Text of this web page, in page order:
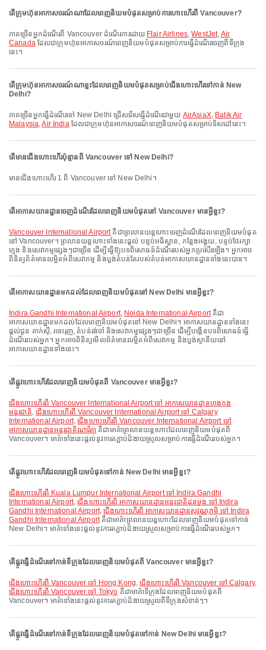
តើក្រុមហ៊ុនអាកាសចរណ៍ណាដែលពេញនិយមបំផុតសម្រាប់ការហោះហើរពី Vancouver?
ភាគច្រើនអ្នកដំណើរពី Vancouver ដំណើរការដោយ Flair Airlines,WestJet, Air
Canadaដែលជាក្រុមហ៊ុនអាកាសចរណ៍ពេញនិយមបំផុតសម្រាប់ការធ្វើដំណើរចេញពីទីក្រុង
នេះ។
តើក្រុមហ៊ុនអាកាសចរណ៍ណាខ្លះដែលពេញនិយមបំផុតសម្រាប់ជើងហោះហើរទៅកាន់ New
Delhi?
ភាគច្រើនអ្នកធ្វើដំណើរទៅ New Delhi ជ្រើសរើសធ្វើដំណើរជាមួយ AirAsiaX, Batik Air
Malaysia,Air Indiaដែលជាក្រុមហ៊ុនអាកាសចរណ៍ពេញនិយមបំផុតសម្រាប់ទិសដៅនេះ។
តើមានជើងហោះហើរប៉ុន្មានពី Vancouver ទៅ New Delhi?
មានជើងហោះហើរ 1 ពី Vancouver ទៅ New Delhi។
តើអាកាសយានដ្ឋានចេញដំណើរដែលពេញនិយមបំផុតនៅ Vancouver មានអ្វីខ្លះ?
Vancouver International Airportគឺជាព្រលានយន្តហោះចេញដំណើរដែលពេញនិយមបំផុត
នៅ Vancouver។ ព្រលានយន្តហោះទាំងនេះផ្តល់ បន្ទប់អធិស្ឋាន, កន្លែងអង្គុយ, បន្ទប់ថែរក្សា
ក្មេង និងសេវាកម្មផ្សេងៗជាច្រើន ដើម្បីធ្វើឱ្យបទពិសោធន៍ដំណើររបស់អ្នកប្រសើរឡើង។ អ្នកអាច
ពិនិត្យព័ត៌មានលម្អិតអំពីសេវាកម្ម និងប្លង់តំបន់តែរបស់តំបន់អាកាសយានដ្ឋានទាំងនេះបាន។
តើអាកាសយានដ្ឋានមកដល់ដែលពេញនិយមបំផុតនៅ New Delhi មានអ្វីខ្លះ?
Indira Gandhi International Airport, Noida International Airportគឺជា
អាកាសយានដ្ឋានមកដល់ដែលពេញនិយមបំផុតនៅ New Delhi។ អាកាសយានដ្ឋានទាំងនេះ
ផ្តល់ជូន តាក់ស៊ី, រទេះរុញ, តំបន់រង់ចាំ និងសេវាកម្មផ្សេងៗជាច្រើន ដើម្បីបង្កើនបទពិសោធន៍ធ្វើ
ដំណើររបស់អ្នក។ អ្នកអាចពិនិត្យមើលព័ត៌មានលម្អិតអំពីសេវាកម្ម និងប្លង់ស្ថានីយនៅ
អាកាសយានដ្ឋានទាំងនេះ។
តើផ្លូវហោះហើរដែលពេញនិយមបំផុតពី Vancouver មានអ្វីខ្លះ?
ជើងហោះហើរពី Vancouver International Airport ទៅ អាកាសយានដ្ឋានហុងកុង
អន្តរជាតិ, ជើងហោះហើរពី Vancouver International Airport ទៅ Calgary
International Airport,ជើងហោះហើរពី Vancouver International Airport ទៅ
អាកាសយានដ្ឋានអន្តរជាតិណារីតា គឺជាមាគ៌ាព្រលានយន្តហោះដែលពេញនិយមបំផុតពី
Vancouver។ មាគ៌ាទាំងនេះផ្តល់នូវការតភ្ជាប់ដ៏ងាយស្រួលសម្រាប់ការធ្វើដំណើររបស់អ្នក។
តើផ្លូវហោះហើរដែលពេញនិយមបំផុតទៅកាន់ New Delhi មានអ្វីខ្លះ?
ជើងហោះហើរពី Kuala Lumpur International Airport ទៅ Indira Gandhi
International Airport,ជើងហោះហើរពី អាកាសយានដ្ឋានអន្តរជាតិដុនមួង ទៅ Indira
Gandhi International Airport,ជើងហោះហើរពី អាកាសយានដ្ឋានសុវណ្ណភូមិ ទៅ Indira
Gandhi International Airportគឺជាមាគ៌ាព្រលានយន្តហោះដែលពេញនិយមបំផុតទៅកាន់
New Delhi។ មាគ៌ាទាំងនេះផ្តល់នូវការតភ្ជាប់ដ៏ងាយស្រួលសម្រាប់ការធ្វើដំណើររបស់អ្នក។
តើផ្លូវធ្វើដំណើរទៅកាន់ទីក្រុងដែលពេញនិយមបំផុតពី Vancouver មានអ្វីខ្លះ?
ជើងហោះហើរពី Vancouver ទៅ Hong Kong,ជើងហោះហើរពី Vancouver ទៅ Calgary,
ជើងហោះហើរពី Vancouver ទៅ Tokyo គឺជាមាគ៌ាទីក្រុងដែលពេញនិយមបំផុតពី
Vancouver។ មាគ៌ាទាំងនេះផ្តល់នូវការតភ្ជាប់ដ៏ងាយស្រួលពីទីក្រុងសំខាន់ៗ។
តើផ្លូវធ្វើដំណើរទៅកាន់ទីក្រុងដែលពេញនិយមបំផុតទៅកាន់ New Delhi មានអ្វីខ្លះ?